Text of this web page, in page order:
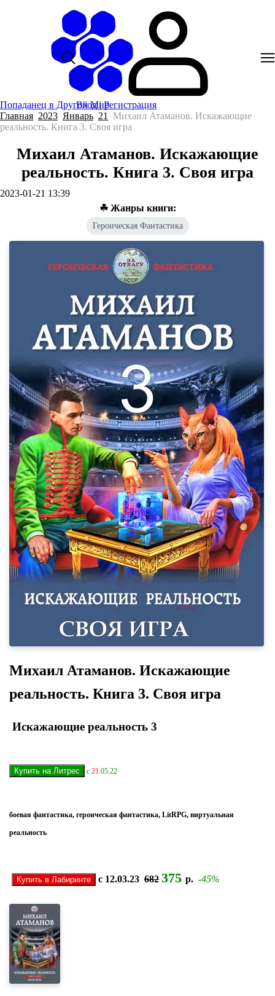
Попаданец в Другой Мир
Вход|Регистрация
Главная 2023 Январь 21
Михаил Атаманов. Искажающие
реальность. Книга 3. Своя игра
Михаил Атаманов. Искажающие
реальность. Книга 3. Своя игра
2023-01-21 13:39
☘ Жанры книги:
Героическая Фантастика
Михаил Атаманов. Искажающие
реальность. Книга 3. Своя игра
Искажающие реальность 3
с 21 .05.22
боевая фантастика, героическая фантастика, LitRPG, виртуальная
реальность
с 12.03.23 682 375 р. -45%